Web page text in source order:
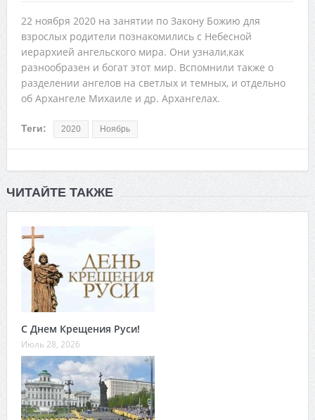
22 ноября 2020 на занятии по Закону Божию для
взрослых родители познакомились с Небесной
иерархией ангельского мира. Они узнали,как
разнообразен и богат этот мир. Вспомнили также о
разделении ангелов на светлых и темных, и отдельно
об Архангеле Михаиле и др. Архангелах.
Теги: 2020 Ноябрь
ЧИТАЙТЕ ТАКЖЕ
С Днем Крещения Руси!
Июль 28, 2026